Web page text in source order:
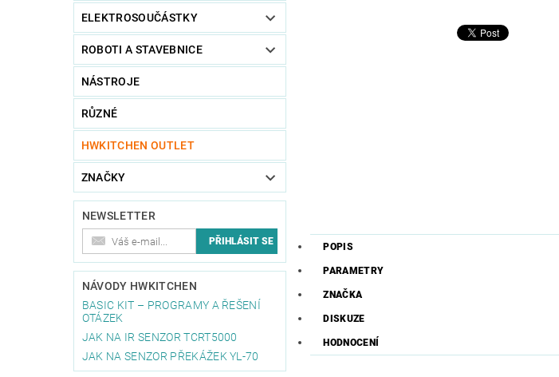
ELEKTROSOUČÁSTKY
ROBOTI A STAVEBNICE
NÁSTROJE
RŮZNÉ
HWKITCHEN OUTLET
ZNAČKY
NEWSLETTER
NÁVODY HWKITCHEN
BASIC KIT – PROGRAMY A ŘEŠENÍ
OTÁZEK
JAK NA IR SENZOR TCRT5000
JAK NA SENZOR PŘEKÁŽEK YL-70
POPIS
PARAMETRY
ZNAČKA
DISKUZE
HODNOCENÍ